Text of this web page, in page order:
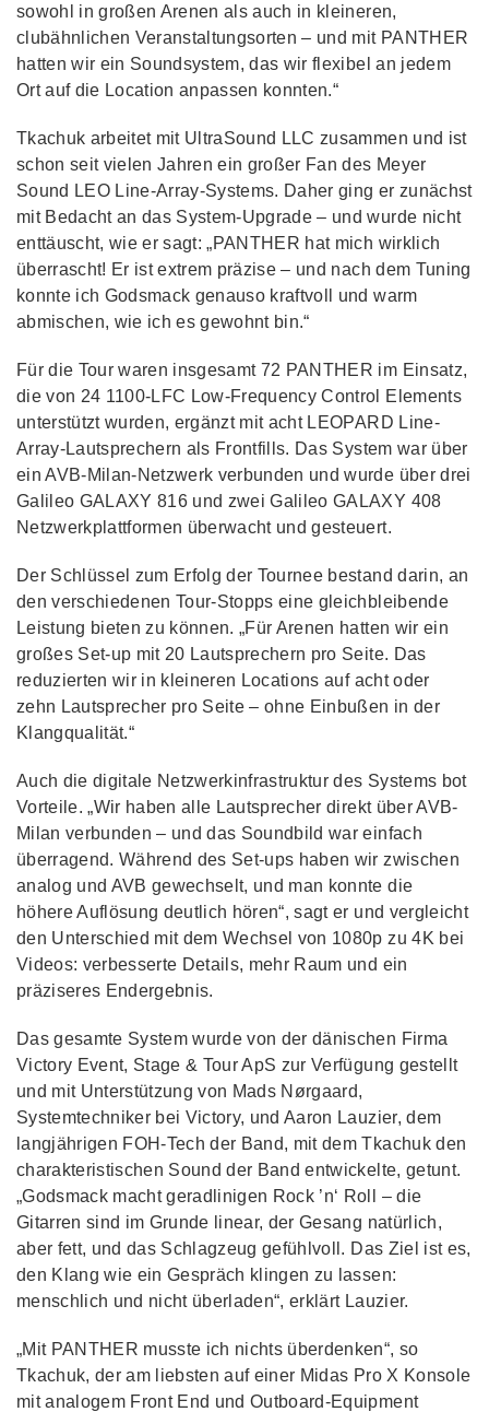
sowohl in großen Arenen als auch in kleineren,
clubähnlichen Veranstaltungsorten – und mit PANTHER
hatten wir ein Soundsystem, das wir flexibel an jedem
Ort auf die Location anpassen konnten.“
Tkachuk arbeitet mit UltraSound LLC zusammen und ist
schon seit vielen Jahren ein großer Fan des Meyer
Sound LEO Line-Array-Systems. Daher ging er zunächst
mit Bedacht an das System-Upgrade – und wurde nicht
enttäuscht, wie er sagt: „PANTHER hat mich wirklich
überrascht! Er ist extrem präzise – und nach dem Tuning
konnte ich Godsmack genauso kraftvoll und warm
abmischen, wie ich es gewohnt bin.“
Für die Tour waren insgesamt 72 PANTHER im Einsatz,
die von 24 1100-LFC Low-Frequency Control Elements
unterstützt wurden, ergänzt mit acht LEOPARD Line-
Array-Lautsprechern als Frontfills. Das System war über
ein AVB-Milan-Netzwerk verbunden und wurde über drei
Galileo GALAXY 816 und zwei Galileo GALAXY 408
Netzwerkplattformen überwacht und gesteuert.
Der Schlüssel zum Erfolg der Tournee bestand darin, an
den verschiedenen Tour-Stopps eine gleichbleibende
Leistung bieten zu können. „Für Arenen hatten wir ein
großes Set-up mit 20 Lautsprechern pro Seite. Das
reduzierten wir in kleineren Locations auf acht oder
zehn Lautsprecher pro Seite – ohne Einbußen in der
Klangqualität.“
Auch die digitale Netzwerkinfrastruktur des Systems bot
Vorteile. „Wir haben alle Lautsprecher direkt über AVB-
Milan verbunden – und das Soundbild war einfach
überragend. Während des Set-ups haben wir zwischen
analog und AVB gewechselt, und man konnte die
höhere Auflösung deutlich hören“, sagt er und vergleicht
den Unterschied mit dem Wechsel von 1080p zu 4K bei
Videos: verbesserte Details, mehr Raum und ein
präziseres Endergebnis.
Das gesamte System wurde von der dänischen Firma
Victory Event, Stage & Tour ApS zur Verfügung gestellt
und mit Unterstützung von Mads Nørgaard,
Systemtechniker bei Victory, und Aaron Lauzier, dem
langjährigen FOH-Tech der Band, mit dem Tkachuk den
charakteristischen Sound der Band entwickelte, getunt.
„Godsmack macht geradlinigen Rock ’n‘ Roll – die
Gitarren sind im Grunde linear, der Gesang natürlich,
aber fett, und das Schlagzeug gefühlvoll. Das Ziel ist es,
den Klang wie ein Gespräch klingen zu lassen:
menschlich und nicht überladen“, erklärt Lauzier.
„Mit PANTHER musste ich nichts überdenken“, so
Tkachuk, der am liebsten auf einer Midas Pro X Konsole
mit analogem Front End und Outboard-Equipment